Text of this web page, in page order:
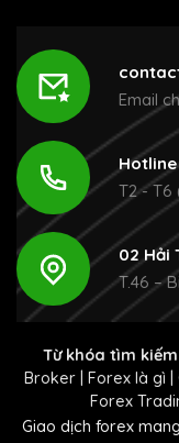
Email
Hotline
T2 - T6
02 Hải
T.46 –
Từ khóa tìm
Broker| Forex là gì
Forex
Giao dịch forex